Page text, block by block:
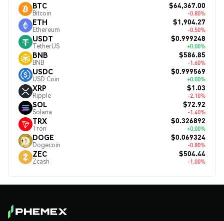
BTC
Bitcoin
$64,367.00
-0.80%
ETH
Ethereum
$1,904.27
-0.50%
USDT
TetherUS
$0.999248
+0.00%
BNB
BNB
$586.85
-1.60%
USDC
USD Coin
$0.999569
+0.00%
XRP
Ripple
$1.03
-2.10%
SOL
Solana
$72.92
-1.40%
TRX
Tron
$0.326892
+0.00%
DOGE
Dogecoin
$0.069324
-0.80%
ZEC
Zcash
$504.44
-1.00%